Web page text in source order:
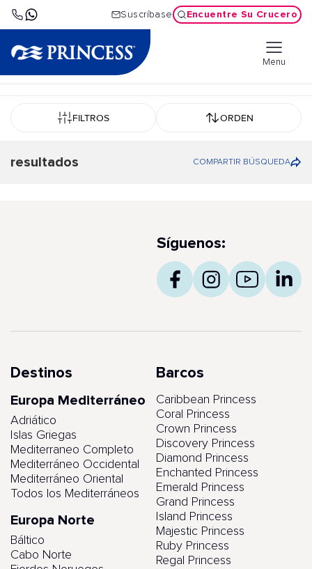
Suscríbase Encuentre Su Crucero
Menu
FILTROS ORDEN
resultados COMPARTIR BÚSQUEDA
Síguenos:
Destinos
Europa Mediterráneo
Adriático
Islas Griegas
Mediterraneo Completo
Mediterráneo Occidental
Mediterráneo Oriental
Todos los Mediterráneos
Europa Norte
Báltico
Cabo Norte
Barcos
Caribbean Princess
Coral Princess
Crown Princess
Discovery Princess
Diamond Princess
Enchanted Princess
Emerald Princess
Grand Princess
Island Princess
Majestic Princess
Ruby Princess
Regal Princess